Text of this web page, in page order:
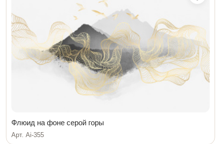
Флюид на фоне серой горы
Арт. Ai-355